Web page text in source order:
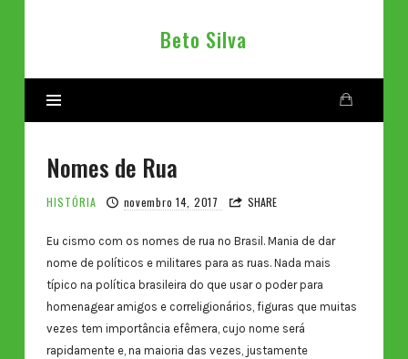
Beto
Beto Silva
Nomes de Rua
HISTÓRIA novembro 14, 2017 SHARE
Eu cismo com os nomes de rua no Brasil. Mania de dar
nome de políticos e militares para as ruas. Nada mais
típico na política brasileira do que usar o poder para
homenagear amigos e correligionários, figuras que muitas
vezes tem importância efêmera, cujo nome será
rapidamente e, na maioria das vezes, justamente